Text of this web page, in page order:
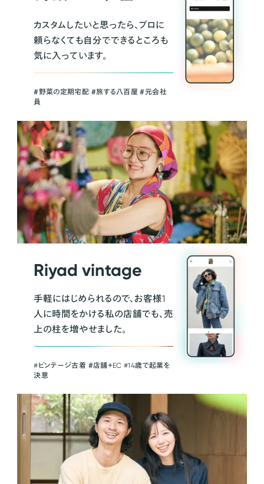
カスタムしたいと思ったら、プロに
頼らなくても自分でできるところも
気に入っています。
＃野菜の定期宅配 ＃旅する八百屋 ＃元会社
員
Riyad vintage
手軽にはじめられるので、お客様1
人に時間をかける私の店舗でも、売
上の柱を増やせました。
#ビンテージ古着 ＃店舗＋EC #14歳で起業を
決意